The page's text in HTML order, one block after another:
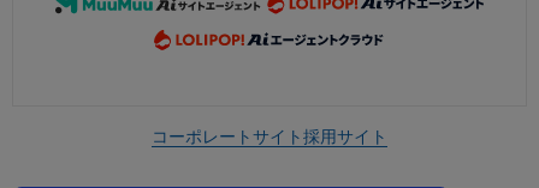
コーポレートサイト採用サイト